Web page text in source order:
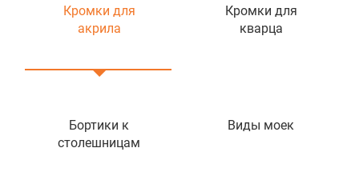
Кромки для
акрила
Кромки для
кварца
Бортики к
столешницам
Виды моек